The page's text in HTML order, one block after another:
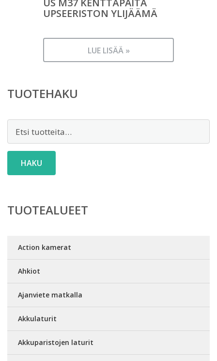
US M37 KENTTÄPAITA
UPSEERISTON YLIJÄÄMÄ
LUE LISÄÄ »
TUOTEHAKU
HAKU
TUOTEALUEET
Action kamerat
Ahkiot
Ajanviete matkalla
Akkulaturit
Akkuparistojen laturit